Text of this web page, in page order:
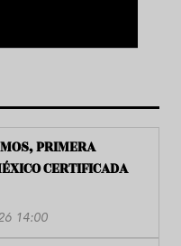
PRIMERA
CERTIFICADA
14:00